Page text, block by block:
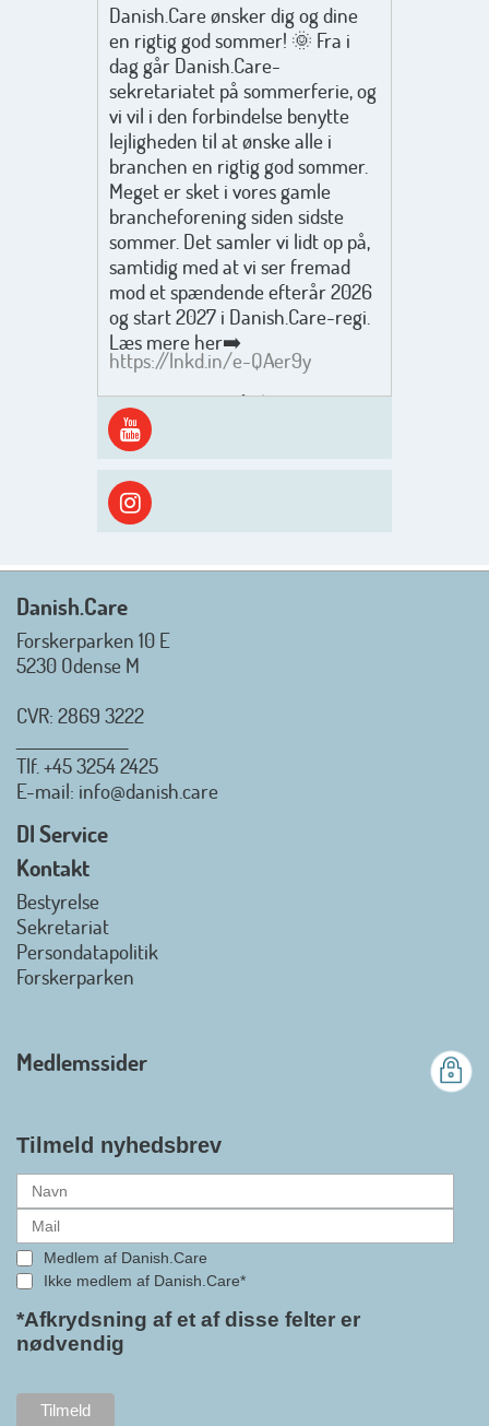
Danish.Care ønsker dig og dine
en rigtig god sommer! 🌞 Fra i
dag går Danish.Care-
sekretariatet på sommerferie, og
vi vil i den forbindelse benytte
lejligheden til at ønske alle i
branchen en rigtig god sommer.
Meget er sket i vores gamle
brancheforening siden sidste
sommer. Det samler vi lidt op på,
samtidig med at vi ser fremad
mod et spændende efterår 2026
og start 2027 i Danish.Care-regi.
Læs mere her➡️
https://lnkd.in/e-QAer9y
Men inden det går løs med en
spændende og aktivt
efterårsæson, så går turen først
ud i solen, ned til vandet og ind i
skyggen igen. Danish.Care holder
sommerlukket i uge 29 + 30.
Mvh. Anders, Helle og Malthe
Danish.Care - Branchen for
hjælpemidler og
Danish.Care fra den 01. juli 2026
officielt kan kalde sig for
gennemslagskraft og skabe
hjælpemidler samt give
medlemmerne adgang til en
alle formaliteterne nu er på plads
i samarbejdet mellem
bestyrelsesleder i Danish.Care,
Claus Ipsen. Han betragter
fremtidssikring af Danish.Care,
Danish.Care
Forskerparken 10 E
5230 Odense M
CVR: 2869 3222
Tlf.+45 3254 2425
E-mail: info@danish.care
DI Service
Kontakt
Bestyrelse
Sekretariat
Persondatapolitik
Forskerparken
Medlemssider
Tilmeld nyhedsbrev
Medlem af Danish.Care
Ikke medlem af Danish.Care*
*Afkrydsning af et af disse felter er
nødvendig